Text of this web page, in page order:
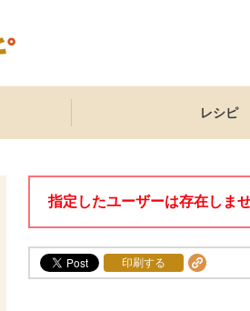
レシピ
指定したユーザーは存在しませ
印刷する